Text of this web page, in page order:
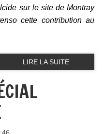
sur le site de Montray
cette contribution au
LIRE LA SUITE